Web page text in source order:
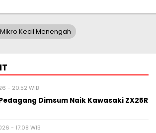
Kecil Menengah
- 20:52 WIB
Dimsum Naik Kawasaki ZX25R
- 17:08 WIB